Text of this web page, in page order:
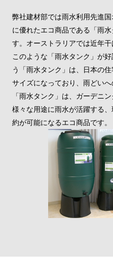
弊社建材部では雨水利用先進
に優れたエコ商品である「雨
す。オーストラリアでは近年
このような「雨水タンク」が
う「雨水タンク」は、日本の
サイズになっており、雨どい
「雨水タンク」は、ガーデニ
様々な用途に雨水が活躍する
約が可能になるエコ商品です。